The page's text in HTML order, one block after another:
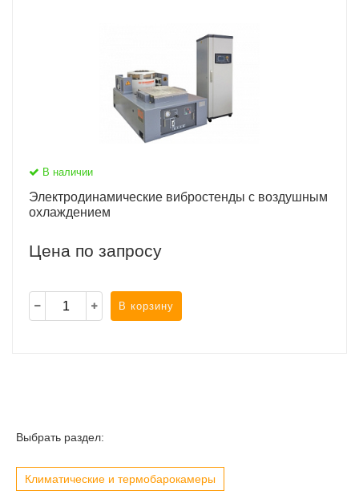
В наличии
Электродинамические вибростенды с воздушным
охлаждением
Цена по запросу
В корзину
Выбрать раздел:
Климатические и термобарокамеры